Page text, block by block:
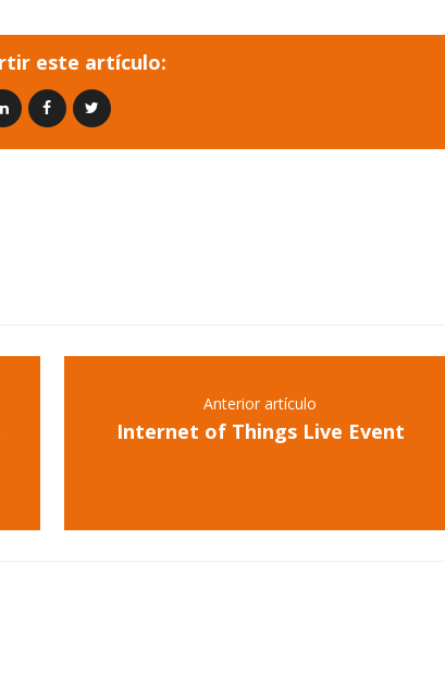
este artículo:
Anterior artículo
Internet of Things Live Event